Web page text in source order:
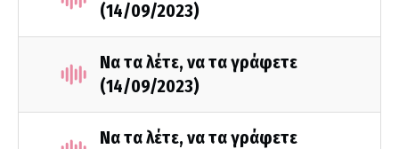
(14/09/2023)
Να τα λέτε, να τα γράφετε
(14/09/2023)
Να τα λέτε, να τα γράφετε